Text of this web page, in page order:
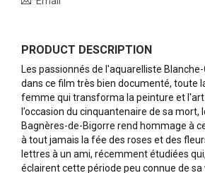
PRODUCT DESCRIPTION
Les passionnés de l'aquarelliste
dans ce film très bien documenté, toute
femme qui transforma la peinture et l'art
l’occasion du cinquantenaire de sa mort,
Bagnères-de-Bigorre rend hommage à
à tout jamais la fée des roses et des
lettres à un ami, récemment étudiées
éclairent cette période peu connue de sa